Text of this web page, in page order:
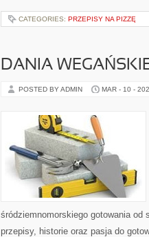
CATEGORIES: PRZEPISY NA PIZZĘ
DANIA
POSTED BY ADMIN MAR - 10 -
śródziemnomorskiego gotowania
przepisy, historie oraz pasja do